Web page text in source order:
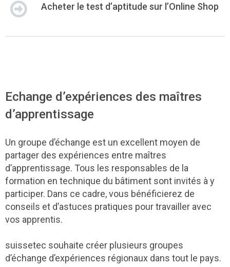
Acheter le test d’aptitude sur l’Online Shop
Echange d’expériences des maîtres
d’apprentissage
Un groupe d’échange est un excellent moyen de
partager des expériences entre maîtres
d’apprentissage. Tous les responsables de la
formation en technique du bâtiment sont invités à y
participer. Dans ce cadre, vous bénéficierez de
conseils et d’astuces pratiques pour travailler avec
vos apprentis.
suissetec souhaite créer plusieurs groupes
d’échange d’expériences régionaux dans tout le pays.